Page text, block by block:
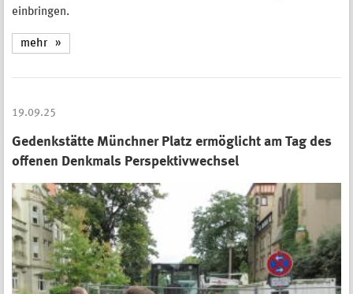
einbringen.
mehr
19.09.25
Gedenkstätte Münchner Platz ermöglicht am Tag des
offenen Denkmals Perspektivwechsel